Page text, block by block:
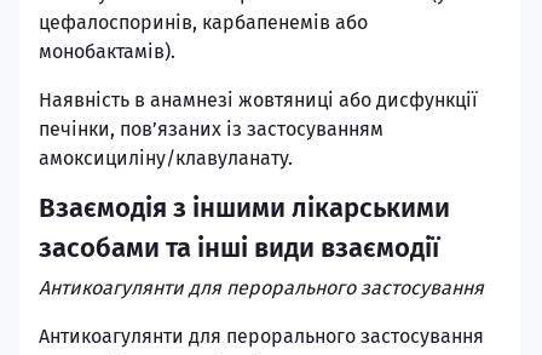
цефалоспоринів, карбапенемів або
монобактамів).
Наявність в анамнезі жовтяниці або дисфункції
печінки, пов’язаних із застосуванням
амоксициліну/клавуланату.
Взаємодія з іншими лікарськими
засобами та інші види взаємодії
Антикоагулянти для перорального застосування
Антикоагулянти для перорального застосування